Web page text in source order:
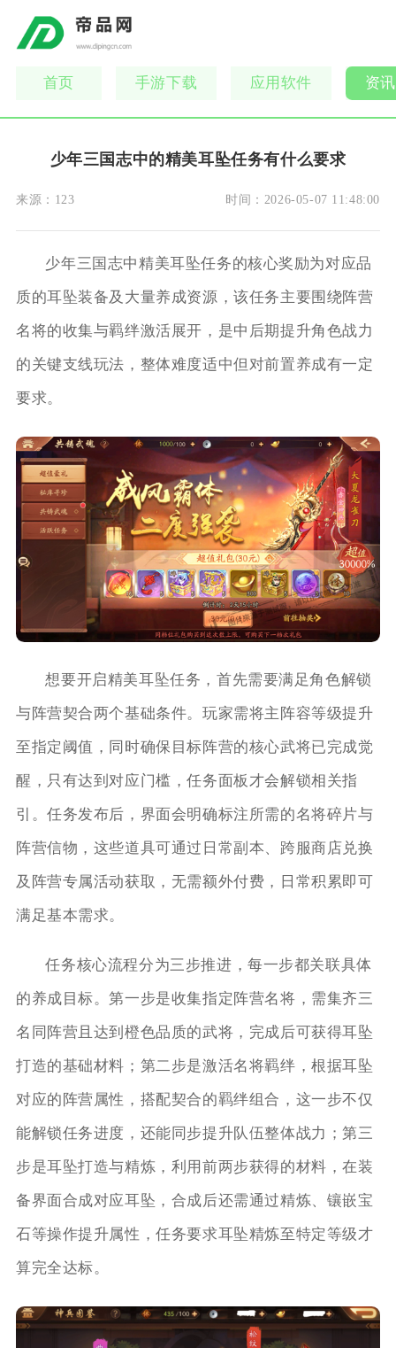
首页 手游下载 应用软件 资
少年三国志中的精美耳坠任务有什么要求
来源： 123 时间： 2026-05-07 11:48:00
少年三国志中精美耳坠任务的核心奖励为对应品
质的耳坠装备及大量养成资源，该任务主要围绕阵营
名将的收集与羁绊激活展开，是中后期提升角色战力
的关键支线玩法，整体难度适中但对前置养成有一定
要求。
想要开启精美耳坠任务，首先需要满足角色解锁
与阵营契合两个基础条件。玩家需将主阵容等级提升
至指定阈值，同时确保目标阵营的核心武将已完成觉
醒，只有达到对应门槛，任务面板才会解锁相关指
引。任务发布后，界面会明确标注所需的名将碎片与
阵营信物，这些道具可通过日常副本、跨服商店兑换
及阵营专属活动获取，无需额外付费，日常积累即可
满足基本需求。
任务核心流程分为三步推进，每一步都关联具体
的养成目标。第一步是收集指定阵营名将，需集齐三
名同阵营且达到橙色品质的武将，完成后可获得耳坠
打造的基础材料；第二步是激活名将羁绊，根据耳坠
对应的阵营属性，搭配契合的羁绊组合，这一步不仅
能解锁任务进度，还能同步提升队伍整体战力；第三
步是耳坠打造与精炼，利用前两步获得的材料，在装
备界面合成对应耳坠，合成后还需通过精炼、镶嵌宝
石等操作提升属性，任务要求耳坠精炼至特定等级才
算完全达标。